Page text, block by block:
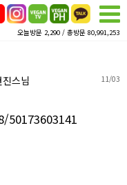
오늘방문 2,290 / 총방문 80,991,253
스님 11/03